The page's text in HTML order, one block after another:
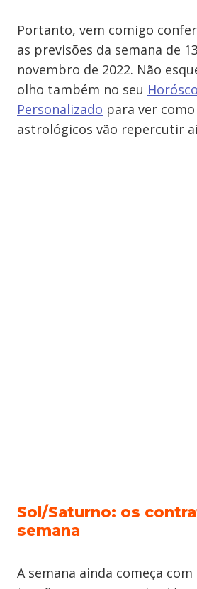
Portanto, vem comigo
as previsões da semana de
novembro de 2022. Não
olho também no seu
Personalizado para ver
astrológicos vão repercutir
Sol/Saturno: os
semana
A semana ainda começa